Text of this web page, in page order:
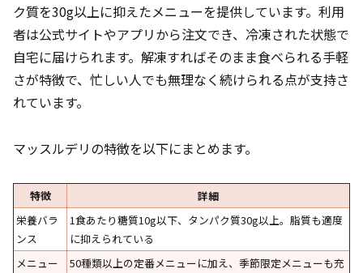
ク質を30g以上に抑えたメニューを提供しています。利用
者は公式サイトやアプリから注文でき、冷凍された状態で
自宅に届けられます。解凍すればそのまま食べられる手軽
さが特徴で、忙しい人でも無理なく続けられる点が支持さ
れています。
マッスルデリの特徴を以下にまとめます。
特徴
詳細
栄養バラ
ンス
1食あたり糖質10g以下、タンパク質30g以上。脂質も適度
に抑えられている
メニュー
50種類以上の定番メニューに加え、季節限定メニューも充